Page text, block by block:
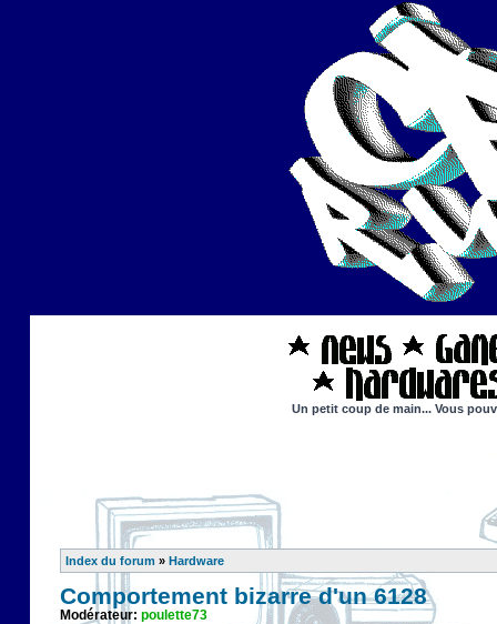
Un petit coup de main... Vous
Index du forum » Hardware
Comportement bizarre d'un 6128
Modérateur: poulette73